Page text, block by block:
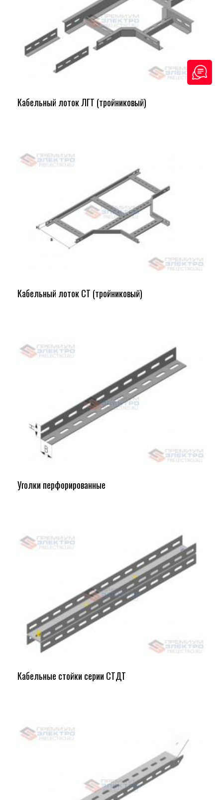
Кабельный лоток ЛГТ (тройниковый)
Кабельный лоток СТ (тройниковый)
Уголки перфорированные
Кабельные стойки серии СТДТ